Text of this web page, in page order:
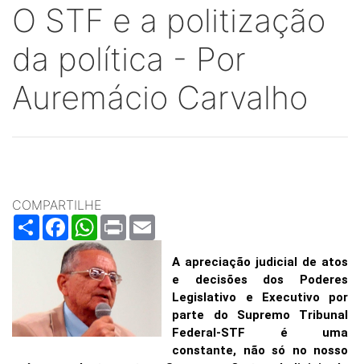
O STF e a politização
da política - Por
Auremácio Carvalho
COMPARTILHE
ShareFacebookWhatsApp
Print
A apreciação judicial de atos
e decisões dos Poderes
Legislativo e Executivo por
parte do Supremo Tribunal
Federal-STF é uma
constante, não só no nosso